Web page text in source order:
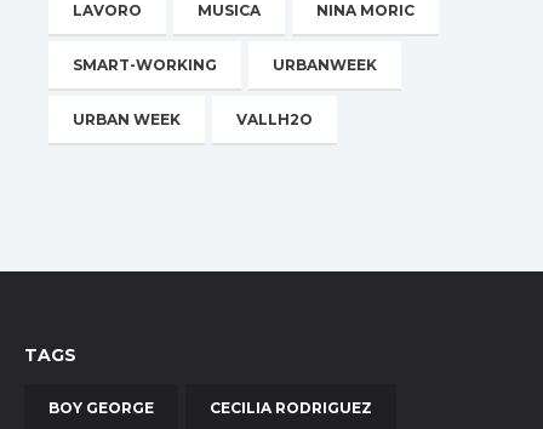
LAVORO MUSICA NINA MORIC
SMART-WORKING URBANWEEK
URBAN WEEK VALLH2O
TAGS
BOY GEORGE CECILIA RODRIGUEZ